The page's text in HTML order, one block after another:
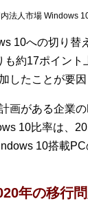
法人市場 Windows
10への切り替
も約17ポイン
したことが要因
画がある企業
10比率は、
10搭載
年の移行